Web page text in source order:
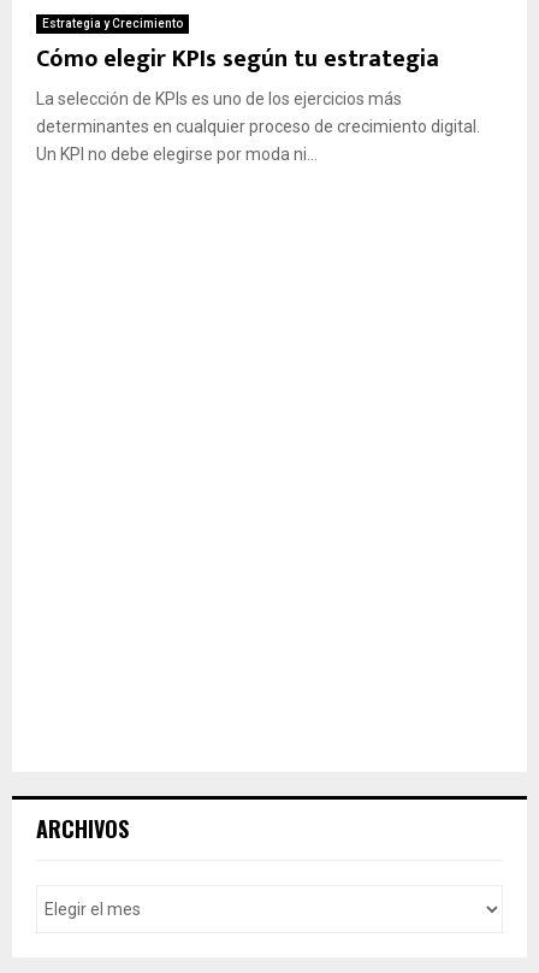
Estrategia y Crecimiento
Cómo elegir KPIs según tu estrategia
La selección de KPIs es uno de los ejercicios más
determinantes en cualquier proceso de crecimiento digital.
Un KPI no debe elegirse por moda ni...
ARCHIVOS